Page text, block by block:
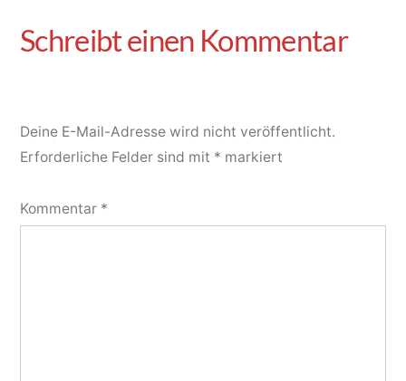
Deine E-Mail-Adresse wird nicht veröffentlicht.
Erforderliche Felder sind mit * markiert
Kommentar *